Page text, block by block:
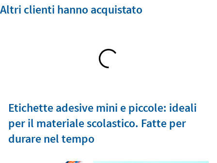
Altri clienti hanno acquistato
Etichette adesive mini e piccole: ideali
per il materiale scolastico. Fatte per
durare nel tempo